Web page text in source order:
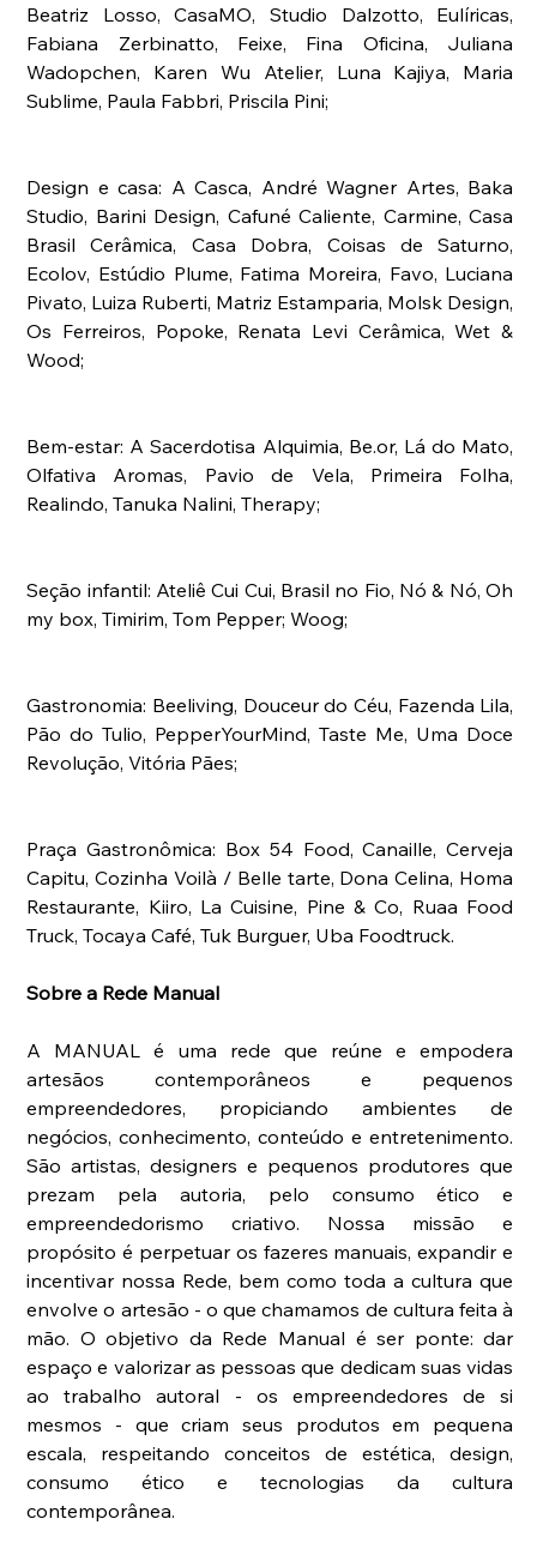
Beatriz Losso, CasaMO, Studio Dalzotto, Eulíricas,
Fabiana Zerbinatto, Feixe, Fina Oficina, Juliana
Wadopchen, Karen Wu Atelier, Luna Kajiya, Maria
Sublime, Paula Fabbri, Priscila Pini;
Design e casa: A Casca, André Wagner Artes, Baka
Studio, Barini Design, Cafuné Caliente, Carmine, Casa
Brasil Cerâmica, Casa Dobra, Coisas de Saturno,
Ecolov, Estúdio Plume, Fatima Moreira, Favo, Luciana
Pivato, Luiza Ruberti, Matriz Estamparia, Molsk Design,
Os Ferreiros, Popoke, Renata Levi Cerâmica, Wet &
Wood;
Bem-estar: A Sacerdotisa Alquimia, Be.or, Lá do Mato,
Olfativa Aromas, Pavio de Vela, Primeira Folha,
Realindo, Tanuka Nalini, Therapy;
Seção infantil: Ateliê Cui Cui, Brasil no Fio, Nó & Nó, Oh
my box, Timirim, Tom Pepper; Woog;
Gastronomia: Beeliving, Douceur do Céu, Fazenda Lila,
Pão do Tulio, PepperYourMind, Taste Me, Uma Doce
Revolução, Vitória Pães;
Praça Gastronômica: Box 54 Food, Canaille, Cerveja
Capitu, Cozinha Voilà / Belle tarte, Dona Celina, Homa
Restaurante, Kiiro, La Cuisine, Pine & Co, Ruaa Food
Truck, Tocaya Café, Tuk Burguer, Uba Foodtruck.
Sobre a Rede Manual
A MANUAL é uma rede que reúne e empodera
artesãos contemporâneos e pequenos
empreendedores, propiciando ambientes de
negócios, conhecimento, conteúdo e entretenimento.
São artistas, designers e pequenos produtores que
prezam pela autoria, pelo consumo ético e
empreendedorismo criativo. Nossa missão e
propósito é perpetuar os fazeres manuais, expandir e
incentivar nossa Rede, bem como toda a cultura que
envolve o artesão - o que chamamos de cultura feita à
mão. O objetivo da Rede Manual é ser ponte: dar
espaço e valorizar as pessoas que dedicam suas vidas
ao trabalho autoral - os empreendedores de si
mesmos - que criam seus produtos em pequena
escala, respeitando conceitos de estética, design,
consumo ético e tecnologias da cultura
contemporânea.